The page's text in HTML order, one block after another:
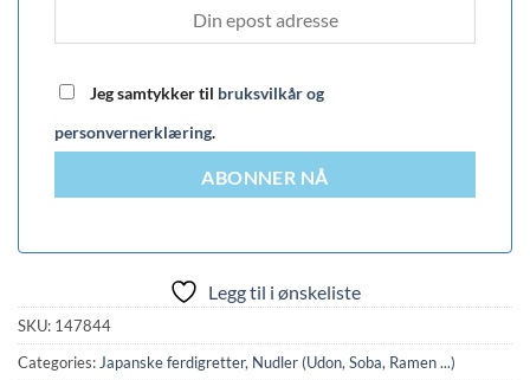
Jeg samtykker til bruksvilkår og
personvernerklæring.
ABONNER NÅ
Legg til i ønskeliste
SKU: 147844
Categories: Japanske ferdigretter, Nudler (Udon, Soba, Ramen ...)